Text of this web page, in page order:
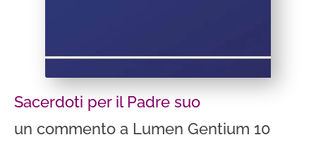
Sacerdoti per il Padre suo
un commento a Lumen Gentium 10